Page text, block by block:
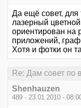
Да ещё совет, для
лазерный
ориентирован на
приложений,
Хотя и фотки он
Re: Дам совет по
Shenhauzen
489 - 23.01.2010 -